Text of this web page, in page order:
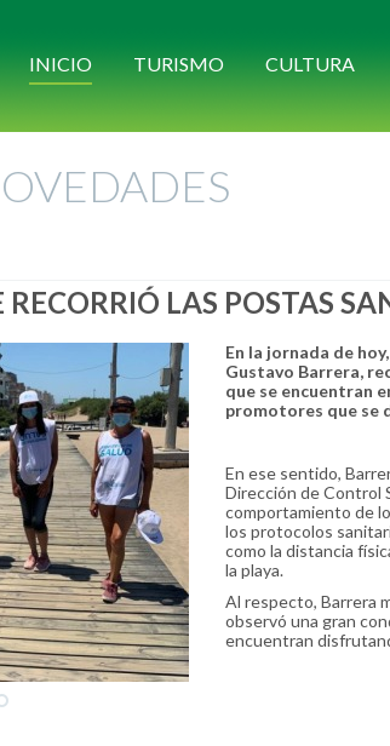
INICIO TURISMO CULTURA
LAS POSTAS
En la jornada de
Gustavo Barrera,
que se encuentran
promotores que se
En ese sentido,
Dirección de Control
comportamiento de
los protocolos
como la distancia
la playa.
Al respecto, Barrera
observó una gran
encuentran